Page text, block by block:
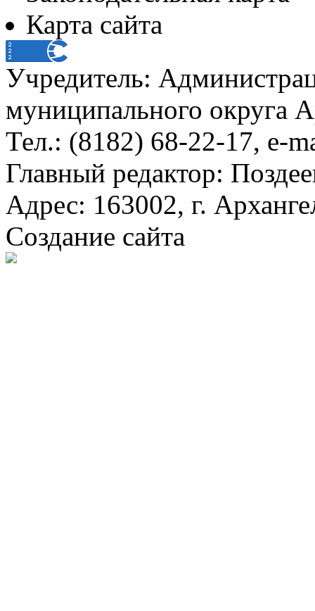
Карта сайта
Учредитель:
муниципального округа
Тел.: (8182) 68-22-17, e-
Главный редактор:
Адрес: 163002, г.
Создание сайта